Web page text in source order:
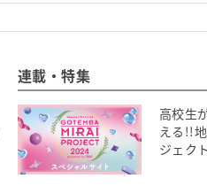
連載・特集
高校生
える!!
ジェクト